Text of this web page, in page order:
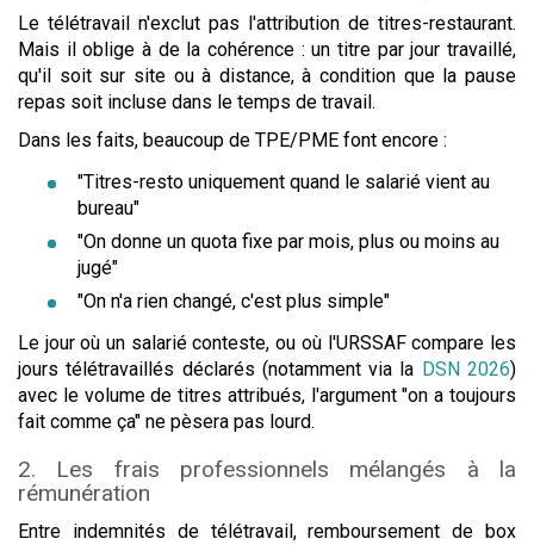
Le télétravail n'exclut pas l'attribution de titres-restaurant.
Mais il oblige à de la cohérence : un titre par jour travaillé,
qu'il soit sur site ou à distance, à condition que la pause
repas soit incluse dans le temps de travail.
Dans les faits, beaucoup de TPE/PME font encore :
"Titres-resto uniquement quand le salarié vient au
bureau"
"On donne un quota fixe par mois, plus ou moins au
jugé"
"On n'a rien changé, c'est plus simple"
Le jour où un salarié conteste, ou où l'URSSAF compare les
jours télétravaillés déclarés (notamment via la DSN 2026)
avec le volume de titres attribués, l'argument "on a toujours
fait comme ça" ne pèsera pas lourd.
2. Les frais professionnels mélangés à la
rémunération
Entre indemnités de télétravail, remboursement de box